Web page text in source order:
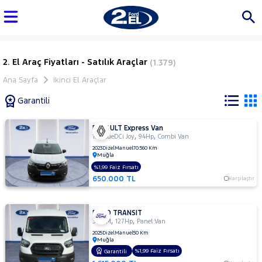
2. El Araç Fiyatları - Satılık Araçlar (1.379)
Ana Sayfa İkinci El Araçlar
Garantili
Marka
Tüm
Araçlar
BMC
BMW
BYD
RENAULT Express Van
1.5 BlueDCi Joy,94Hp,Combi Van
2023DizelManuel70.560 Km
Muğla
650.000 TL Karşılaştır
%1,99 Faiz Fırsatı
FORD TRANSIT
350 M ,127Hp, Panel Van
2025DizelManuel50 Km
Muğla
Garantili %1,99 Faiz Fırsatı